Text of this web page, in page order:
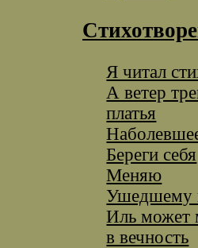
Я читал
А ветер
платья
Береги себя
Меняю
Ушедшему
Иль может
в вечность